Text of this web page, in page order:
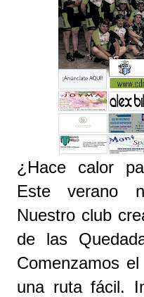
¿Hace calor
Este verano
Nuestro club
de las
Comenzamos
una ruta fácil.